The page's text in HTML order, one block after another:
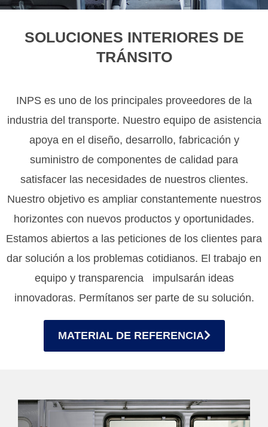
o
d
l
SOLUCIONES INTERIORES DE
TRÁNSITO
INPS es uno de los principales proveedores de la
industria del transporte. Nuestro equipo de asistencia
apoya en el diseño, desarrollo, fabricación y
suministro de componentes de calidad para
satisfacer las necesidades de nuestros clientes.
Nuestro objetivo es ampliar constantemente nuestros
horizontes con nuevos productos y oportunidades.
Estamos abiertos a las peticiones de los clientes para
dar solución a los problemas cotidianos. El trabajo en
equipo y transparencia impulsarán ideas
innovadoras. Permítanos ser parte de su solución.
MATERIAL DE REFERENCIA